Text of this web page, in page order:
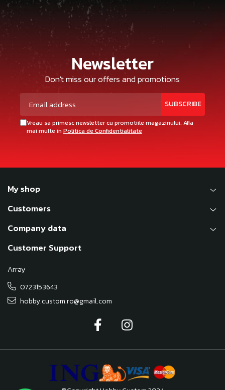
Newsletter
Don't miss our offers and promotions
Vreau sa primesc newsletter cu promotiile magazinului. Afla
mai multe in Politica de Confidentialitate
My shop
Customers
Company data
Customer Support
Array
0723153643
hobby.custom.ro@gmail.com